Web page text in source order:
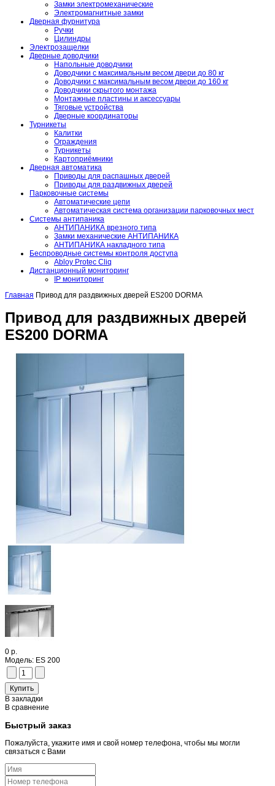
Замки электромеханические
Электромагнитные замки
Дверная фурнитура
Ручки
Цилиндры
Электрозащелки
Дверные доводчики
Напольные доводчики
Доводчики с максимальным весом двери до 80 кг
Доводчики с максимальным весом двери до 160 кг
Доводчики скрытого монтажа
Монтажные пластины и аксессуары
Тяговые устройства
Дверные координаторы
Турникеты
Калитки
Ограждения
Турникеты
Картоприёмники
Дверная автоматика
Приводы для распашных дверей
Приводы для раздвижных дверей
Парковочные системы
Автоматические цепи
Автоматическая система организации парковочных мест
Системы антипаника
АНТИПАНИКА врезного типа
Замки механические АНТИПАНИКА
АНТИПАНИКА накладного типа
Беспроводные системы контроля доступа
Abloy Protec Cliq
Дистанционный мониторинг
IP мониторинг
Главная Привод для раздвижных дверей ES200 DORMA
Привод для раздвижных дверей
ES200 DORMA
0 р.
Модель: ES 200
В закладки
В сравнение
Быстрый заказ
Пожалуйста, укажите имя и свой номер телефона, чтобы мы могли
связаться с Вами